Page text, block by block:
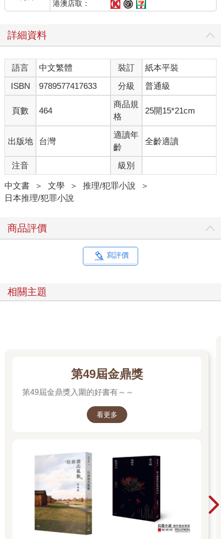
港澳店取：
詳細資料
語言 中文繁體 裝訂
紙本平裝
ISBN
9789577417633 分級 普通級
頁數 464
商品規
格
25開15*21cm
出版地 台灣
適讀年
齡
全齡適讀
注音 級別
中文書 ＞ 文學 ＞ 推理/犯罪小說
＞
日本推理/犯罪小說
商品評價
寫評價
相關主題
第49屆金鼎獎
第49屆金鼎獎入圍的好書有～～
看更多